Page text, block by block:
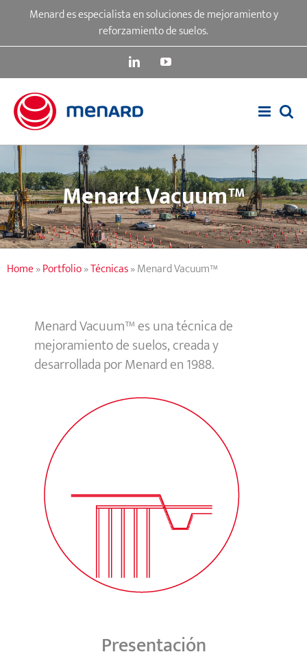
content
Menard es especialista en soluciones de mejoramiento y
reforzamiento de suelos.
LinkedInYouTube
Menard Vacuum™
Home»Portfolio»Técnicas»Menard Vacuum™
Menard Vacuum™ es una técnica de
mejoramiento de suelos, creada y
desarrollada por Menard en 1988.
Presentación